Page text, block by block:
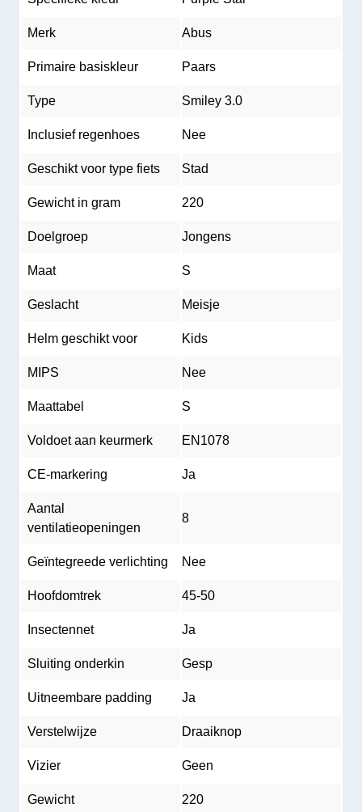
Merk Abus
Primaire basiskleur Paars
Type Smiley 3.0
Inclusief regenhoes Nee
Geschikt voor type fiets Stad
Gewicht in gram 220
Doelgroep Jongens
Maat S
Geslacht Meisje
Helm geschikt voor Kids
MIPS Nee
Maattabel S
Voldoet aan keurmerk EN1078
CE-markering Ja
Aantal
ventilatieopeningen
8
Geïntegreede verlichting Nee
Hoofdomtrek 45-50
Insectennet Ja
Sluiting onderkin Gesp
Uitneembare padding Ja
Verstelwijze Draaiknop
Vizier Geen
Gewicht 220